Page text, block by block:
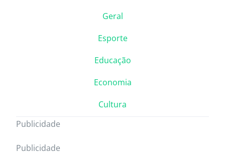
Geral
Esporte
Educação
Economia
Cultura
Publicidade
Publicidade